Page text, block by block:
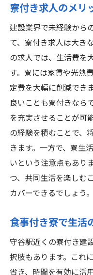
寮付き求人のメリ
建設業界で未経験から
て、寮付き求人は大き
の求人では、生活費を
す。寮には家賃や光熱
定費を大幅に削減でき
良いことも寮付きなら
を充実させることが可
の経験を積むことで、
きます。一方で、寮生
いという注意点もあり
つ、共同生活を楽しむ
カバーできるでしょう。
食事付き寮で生活
守谷駅近くの寮付き建
択肢もあります。これ